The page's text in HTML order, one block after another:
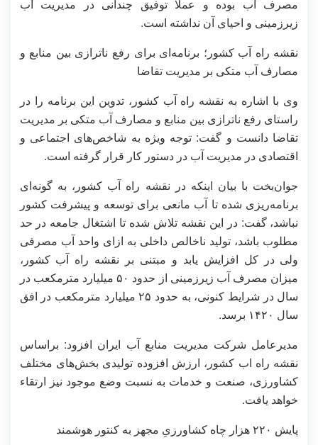
مصرف آب بوده و عملا توفیق چندانی در مدیریت آب
زیرزمینی و احیای آن نداشته است.
نقشه راه آب کشور؛ برنامه‌ای برای رفع ناترازی بین منابع و
مصارف آب متکی بر مدیریت تقاضا
وی با اشاره به نقشه راه آب کشور، تدوین این برنامه را در
راستای رفع ناترازی بین منابع و مصارف آب متکی بر مدیریت
تقاضا دانست و گفت: توجه ویژه به شاخص‌های اجتماعی و
اقتصادی در مدیریت آب در دستور کار قرار گرفته است.
جوان‌بخت با بیان اینکه در نقشه راه آب کشور، به گونه‌ای
برنامه‌ریزی شده تا آب مانعی برای توسعه و پیشرفت کشور
نباشد، گفت: در این نقشه تلاش شده تا اشتغال جامعه در حد
مطلوب باشد، تولید ناخالص داخلی به ازای واحد آب مصرفی
ولی در کل افزایش یابد و مبتنی بر نقشه راه آب کشور،
میزان مصرف آب زیرزمینی از حدود ۵۰ میلیارد مترمکعب در
سال در شرایط کنونی، به حدود ۲۵ میلیارد مترمکعب در افق
سال ۱۴۲۰ برسد.
مدیرعامل شرکت مدیریت منابع آب ایران افزود: براساس
نقشه راه اب کشور، ارزش افزوده تولیدی بخش‌های مختلف
کشاورزی، صنعت و خدمات به نسبت وضع موجود نیز ارتقاء
خواهد یافت.
پایش ۲۲۰ هزار چاه کشاورزیِ مجهز به کنتور هوشمند